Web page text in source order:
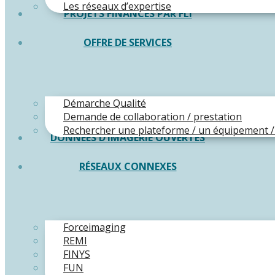
Les réseaux d’expertise
PROJETS FINANCÉS PAR FLI
OFFRE DE SERVICES
Démarche Qualité
Demande de collaboration / prestation
Rechercher une plateforme / un équipement
DONNÉES D’IMAGERIE OUVERTES
RÉSEAUX CONNEXES
Forceimaging
REMI
FINYS
FUN